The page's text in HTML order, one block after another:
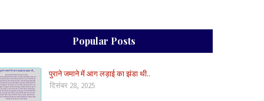
Popular Posts
पुराने जमाने में आग लड़ाई का झंडा थी..
दिसंबर 28, 2025